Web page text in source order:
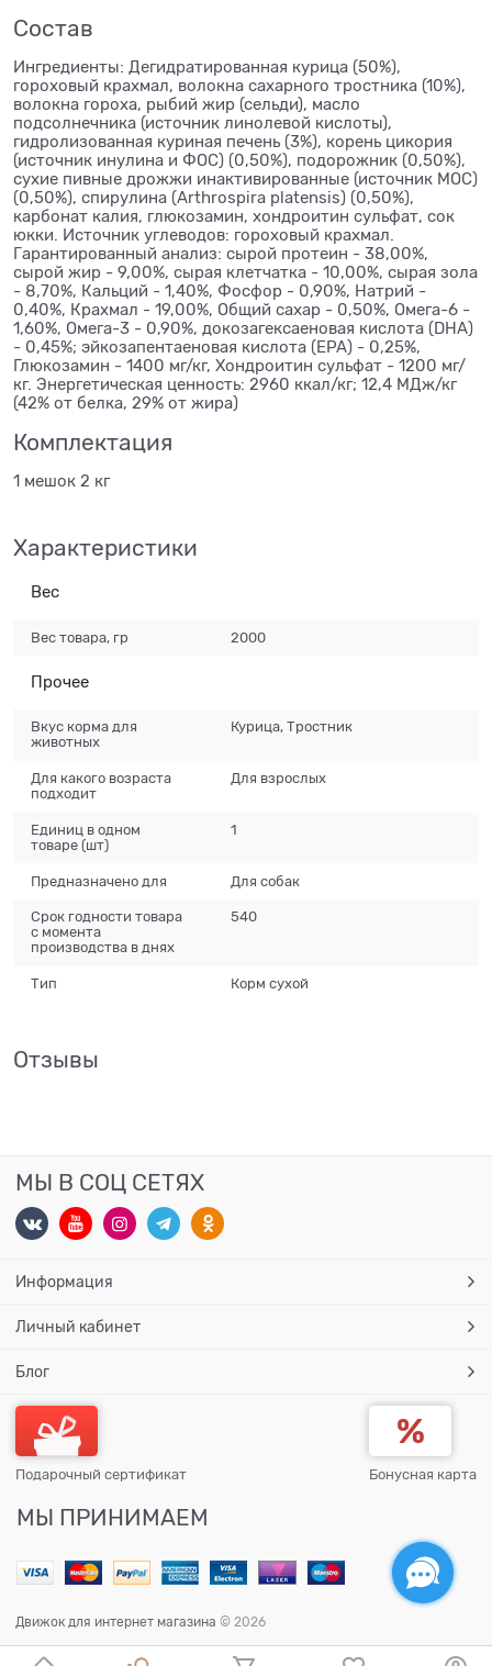
Состав
Ингредиенты: Дегидратированная курица (50%),
гороховый крахмал, волокна сахарного тростника (10%),
волокна гороха, рыбий жир (сельди), масло
подсолнечника (источник линолевой кислоты),
гидролизованная куриная печень (3%), корень цикория
(источник инулина и ФОС) (0,50%), подорожник (0,50%),
сухие пивные дрожжи инактивированные (источник МОС)
(0,50%), спирулина (Arthrospira platensis) (0,50%),
карбонат калия, глюкозамин, хондроитин сульфат, сок
юкки. Источник углеводов: гороховый крахмал.
Гарантированный анализ: сырой протеин - 38,00%,
сырой жир - 9,00%, сырая клетчатка - 10,00%, сырая зола
- 8,70%, Кальций - 1,40%, Фосфор - 0,90%, Натрий -
0,40%, Крахмал - 19,00%, Общий сахар - 0,50%, Омега-6 -
1,60%, Омега-3 - 0,90%, докозагексаеновая кислота (DHA)
- 0,45%; эйкозапентаеновая кислота (EPA) - 0,25%,
Глюкозамин - 1400 мг/кг, Хондроитин сульфат - 1200 мг/
кг. Энергетическая ценность: 2960 ккал/кг; 12,4 МДж/кг
(42% от белка, 29% от жира)
Комплектация
1 мешок 2 кг
Характеристики
Вес
Вес товара, гр 2000
Прочее
Вкус корма для
животных
Курица, Тростник
Для какого возраста
подходит
Для взрослых
Единиц в одном
товаре(шт)
1
Предназначено для Для собак
Срок годности товара
с момента
производства в днях
540
Тип Корм сухой
Отзывы
МЫ В СОЦ СЕТЯХ
Информация
Личный кабинет
Блог
Подарочный сертификат Бонусная карта
МЫ ПРИНИМАЕМ
Движок для интернет магазина © 2026